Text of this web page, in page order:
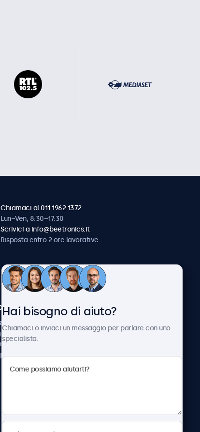
Chiamaci al 011 1962 1372
Lun–Ven, 8:30–17:30
Scrivici a info@beetronics.it
Risposta entro 2 ore lavorative
Clienti Chi siamo
Notizie e aggiornamenti
Beetronics
Lavora con noi
Hai bisogno di aiuto?
Chiamaci o inviaci un messaggio per parlare con uno
specialista.